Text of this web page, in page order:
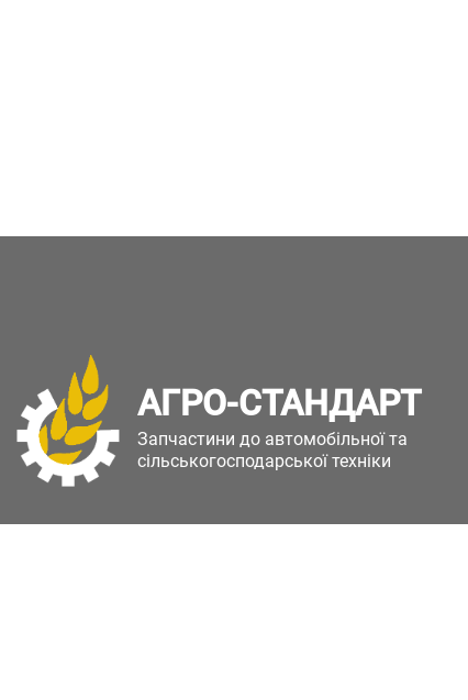
АГРО-СТАНДАРТ
Запчастини до автомобільної та
сільськогосподарської техніки